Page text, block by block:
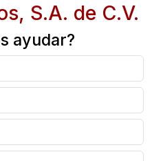
S.A. de C.V.
ayudar?